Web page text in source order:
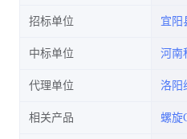
招标单位 宜阳
中标单位 河南
代理单位 洛阳
相关产品 螺旋